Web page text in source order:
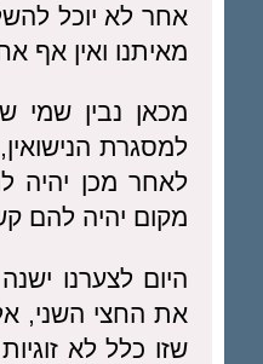
אחר לא יוכל
מאיתנו ואין אף
מכאן נבין שמי
למסגרת
לאחר מכן יהיה
מקום יהיה להם
היום לצערנו
את החצי השני,
שזו כלל לא